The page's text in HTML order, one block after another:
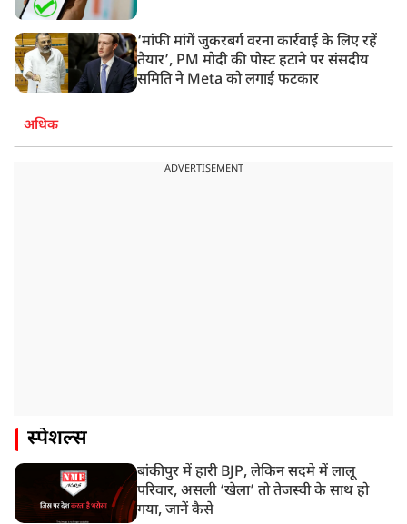
‘मांफी मांगें जुकरबर्ग वरना कार्रवाई के लिए रहें
तैयार’, PM मोदी की पोस्ट हटाने पर संसदीय
समिति ने Meta को लगाई फटकार
अधिक
ADVERTISEMENT
स्पेशल्स
बांकीपुर में हारी BJP, लेकिन सदमे में लालू
परिवार, असली ‘खेला’ तो तेजस्वी के साथ हो
गया, जानें कैसे